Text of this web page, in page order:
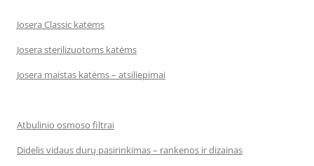
Josera Classic katėms
Josera sterilizuotoms katėms
Josera maistas katėms – atsiliepimai
Atbulinio osmoso filtrai
Didelis vidaus durų pasirinkimas – rankenos ir dizainas